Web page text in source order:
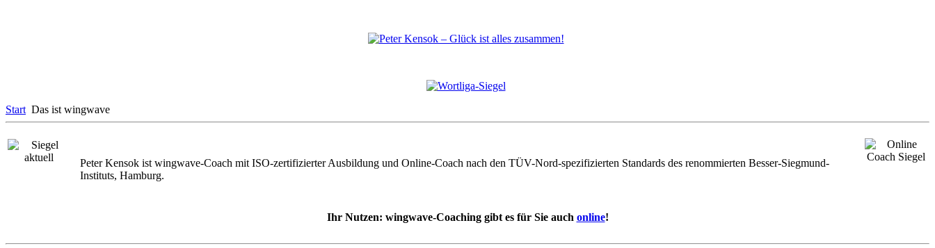
Start Das ist wingwave
Peter Kensok ist wingwave-Coach mit ISO-zertifizierter Ausbildung und Online-Coach nach den TÜV-Nord-spezifizierten Standards des renommierten Besser-Siegmund-
Instituts, Hamburg.
Ihr Nutzen: wingwave-Coaching gibt es für Sie auch online!